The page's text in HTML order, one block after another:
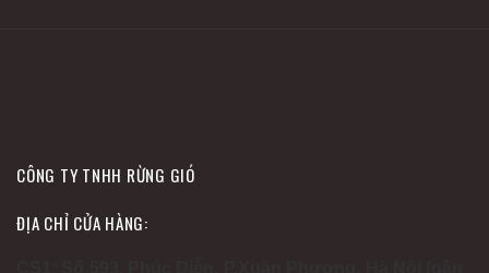
CÔNG TY TNHH RỪNG GIÓ
ĐỊA CHỈ CỬA HÀNG: